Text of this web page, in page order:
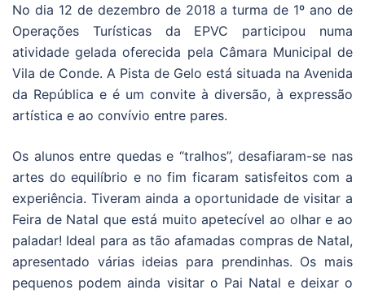
No dia 12 de dezembro de 2018 a turma de 1º ano de
Operações Turísticas da EPVC participou numa
atividade gelada oferecida pela Câmara Municipal de
Vila de Conde. A Pista de Gelo está situada na Avenida
da República e é um convite à diversão, à expressão
artística e ao convívio entre pares.
Os alunos entre quedas e “tralhos”, desafiaram-se nas
artes do equilíbrio e no fim ficaram satisfeitos com a
experiência. Tiveram ainda a oportunidade de visitar a
Feira de Natal que está muito apetecível ao olhar e ao
paladar! Ideal para as tão afamadas compras de Natal,
apresentado várias ideias para prendinhas. Os mais
pequenos podem ainda visitar o Pai Natal e deixar o